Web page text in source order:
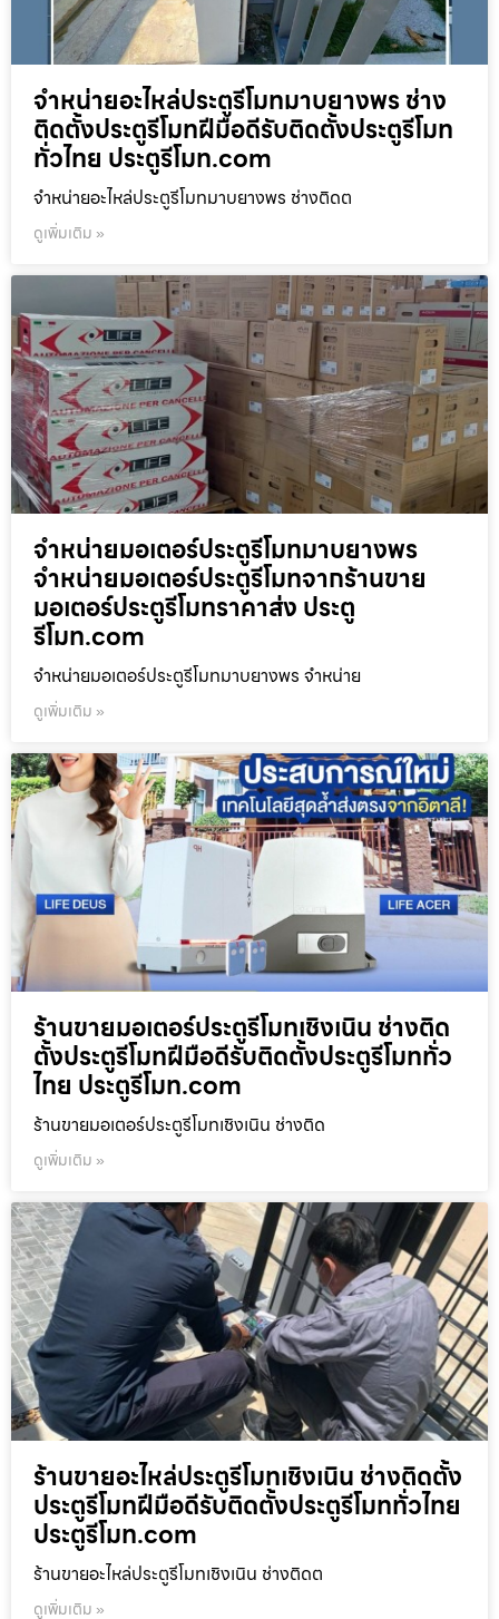
จำหน่ายอะไหล่ประตูรีโมทมาบยางพร ช่าง
ติดตั้งประตูรีโมทฝีมือดีรับติดตั้งประตูรีโมท
ทั่วไทย ประตูรีโมท.com
จำหน่ายอะไหล่ประตูรีโมทมาบยางพร ช่างติดต
ดูเพิ่มเติม »
จำหน่ายมอเตอร์ประตูรีโมทมาบยางพร
จำหน่ายมอเตอร์ประตูรีโมทจากร้านขาย
มอเตอร์ประตูรีโมทราคาส่ง ประตู
รีโมท.com
จำหน่ายมอเตอร์ประตูรีโมทมาบยางพร จำหน่าย
ดูเพิ่มเติม »
ร้านขายมอเตอร์ประตูรีโมทเชิงเนิน ช่างติด
ตั้งประตูรีโมทฝีมือดีรับติดตั้งประตูรีโมททั่ว
ไทย ประตูรีโมท.com
ร้านขายมอเตอร์ประตูรีโมทเชิงเนิน ช่างติด
ดูเพิ่มเติม »
ร้านขายอะไหล่ประตูรีโมทเชิงเนิน ช่างติดตั้ง
ประตูรีโมทฝีมือดีรับติดตั้งประตูรีโมททั่วไทย
ประตูรีโมท.com
ร้านขายอะไหล่ประตูรีโมทเชิงเนิน ช่างติดต
ดูเพิ่มเติม »